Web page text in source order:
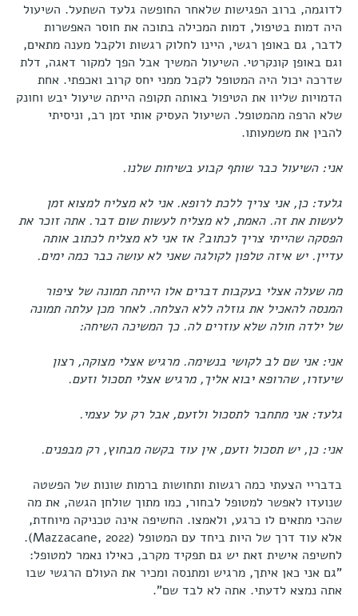
לדוגמה, ברוב הפגישות שלאחר החופשה גלעד השתעל. השיעול
היה דמות בטיפול, דמות המכילה בתוכה את חוסר האפשרות
לדבר, גם באופן רגשי, היינו לחלוק רגשות ולקבל מענה מתאים,
וגם באופן קונקרטי. השיעול המשיך אבל הפך למקור דאגה, דלת
שדרכה יכול היה המטופל לקבל ממני יחס קרוב ואכפתי. אחת
הדמויות שליוו את הטיפול באותה תקופה הייתה שיעול יבש וחונק
שלא הרפה מהמטופל. השיעול העסיק אותי זמן רב, וניסיתי
להבין את משמעותו.
אני: השיעול כבר שותף קבוע בשיחות שלנו.
גלעד: כן, אני צריך ללכת לרופא. אני לא מצליח למצוא זמן
לעשות את זה. האמת, לא מצליח לעשות שום דבר. אתה זוכר את
הפסקה שהייתי צריך לכתוב? אז אני לא מצליח לכתוב אותה
עדיין. יש איזה טלפון לקולגה שאני לא עושה כבר כמה ימים.
מה שעלה אצלי בעקבות דברים אלו הייתה תמונה של ציפור
המנסה להאכיל את גוזלה ללא הצלחה. לאחר מכן עלתה תמונה
של ילדה חולה שלא עוזרים לה. כך המשיכה השיחה:
אני: אני שם לב לקושי בנשימה. מרגיש אצלי מצוקה, רצון
שיעזרו, שהרופא יבוא אליך, מרגיש אצלי תסכול וזעם.
גלעד: אני מתחבר לתסכול ולזעם, אבל רק על עצמי.
אני: כן, יש תסכול וזעם, אין עוד בקשה מבחוץ, רק מבפנים.
בדבריי הצעתי כמה רגשות ותחושות ברמות שונות של הפשטה
שנועדו לאפשר למטופל לבחור, כמו מתוך שולחן הגשה, את מה
שהכי מתאים לו כרגע, ולאמצו. החשיפה אינה טכניקה מיוחדת,
אלא עוד דרך של היות ביחד עם המטופל (Mazzacane, 2022).
לחשיפה אישית זאת יש גם תפקיד מקרב, כאילו נאמר למטופל:
"גם אני כאן איתך, מרגיש ומתנסה ומכיר את העולם הרגשי שבו
אתה נמצא לדעתי. אתה לא לבד שם".